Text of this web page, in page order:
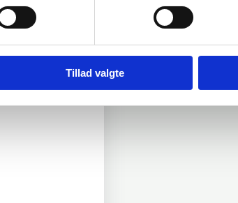
Tillad valgte